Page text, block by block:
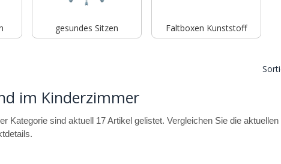
gesundes Sitzen Faltboxen Kunststoff
im Kinderzimmer
Kategorie sind aktuell 17 Artikel gelistet. Vergleichen Sie die